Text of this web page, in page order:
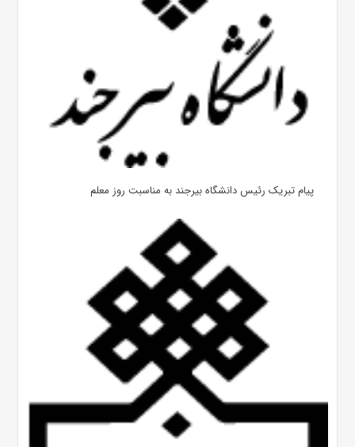
پیام تبریک رئیس دانشگاه بیرجند به مناسبت روز معلم